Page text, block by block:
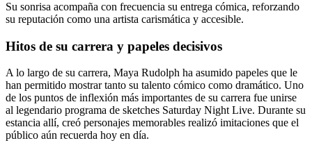
Su sonrisa acompaña con frecuencia su entrega cómica, reforzando
su reputación como una artista carismática y accesible.
Hitos de su carrera y papeles decisivos
A lo largo de su carrera, Maya Rudolph ha asumido papeles que le
han permitido mostrar tanto su talento cómico como dramático. Uno
de los puntos de inflexión más importantes de su carrera fue unirse
al legendario programa de sketches Saturday Night Live. Durante su
estancia allí, creó personajes memorables realizó imitaciones que el
público aún recuerda hoy en día.